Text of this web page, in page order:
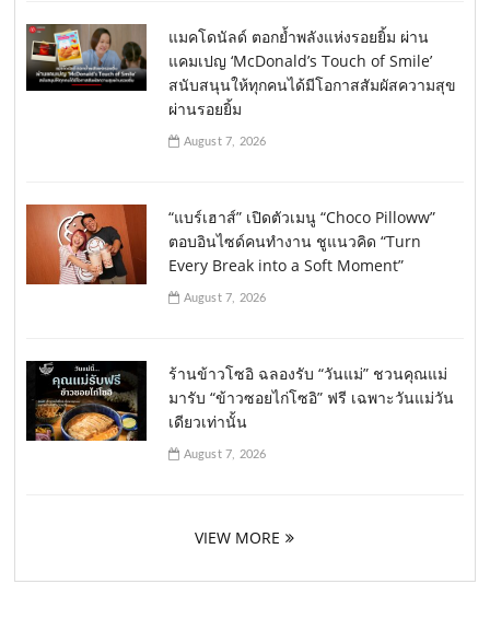
แมคโดนัลด์ ตอกย้ำพลังแห่งรอยยิ้ม ผ่าน
แคมเปญ ‘McDonald’s Touch of Smile’
สนับสนุนให้ทุกคนได้มีโอกาสสัมผัสความสุข
ผ่านรอยยิ้ม
August 7, 2026
“แบร์เฮาส์” เปิดตัวเมนู “Choco Pilloww”
ตอบอินไซด์คนทำงาน ชูแนวคิด “Turn
Every Break into a Soft Moment”
August 7, 2026
ร้านข้าวโซอิ ฉลองรับ “วันแม่” ชวนคุณแม่
มารับ “ข้าวซอยไก่โซอิ” ฟรี เฉพาะวันแม่วัน
เดียวเท่านั้น
August 7, 2026
VIEW MORE